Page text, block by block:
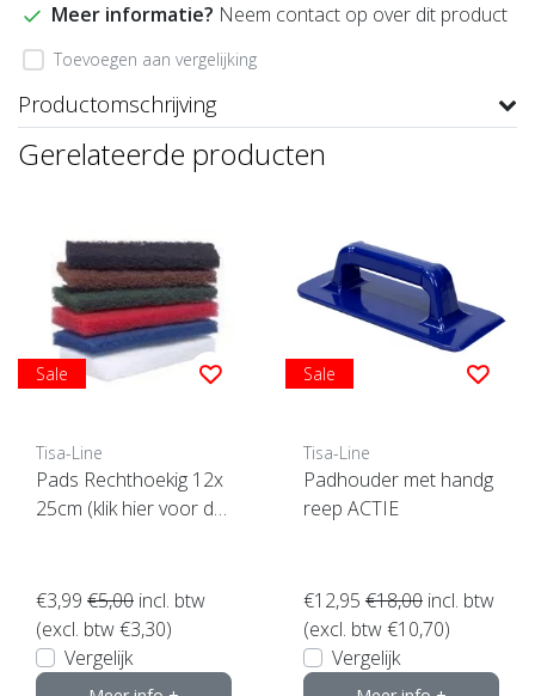
Meer informatie? Neem contact op over dit product
Toevoegen aan vergelijking
Productomschrijving
Gerelateerde producten
Sale
Tisa-Line
Pads Rechthoekig 12x
25cm (klik hier voor de
€3,99 €5,00 incl. btw
(excl. btw €3,30)
Vergelijk
Sale
Tisa-Line
Padhouder met handg
reep ACTIE
€12,95 €18,00 incl. btw
(excl. btw €10,70)
Vergelijk